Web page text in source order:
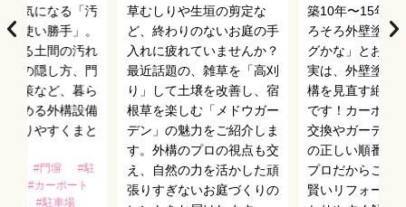
に気になる「汚
・使い勝手」。
よる土間の汚れ
機の隠し方、門
対策など、暮ら
高める外構設備
かりやすくまと
#門塀
#駐
#カーポート
#駐車場
草むしりや生垣の剪定な
ど、終わりのないお庭の手
入れに疲れていませんか？
最近話題の、雑草を「高刈
り」して土壌を改善し、宿
根草を楽しむ「メドウガー
デン」の魅力をご紹介しま
す。外構のプロの視点も交
え、自然の力を活かした頑
張りすぎないお庭づくりの
築10年〜15年を
ろそろ外壁塗装
グかな」とお悩
実は、外壁塗装
構を見直す絶好
です！カーポー
交換やガーデン
の正しい順番な
プロだからこそ
賢いリフォーム